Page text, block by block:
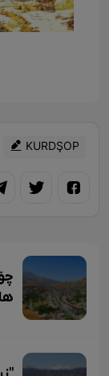
KURDŞOP